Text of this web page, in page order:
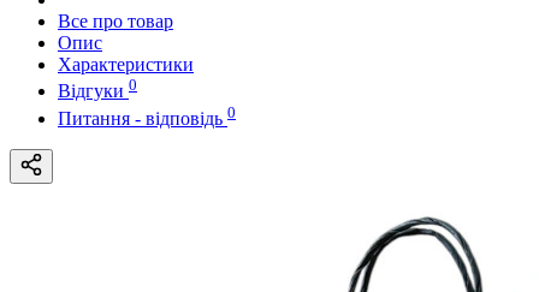
Все про товар
Опис
Характеристики
Відгуки 0
Питання - відповідь 0